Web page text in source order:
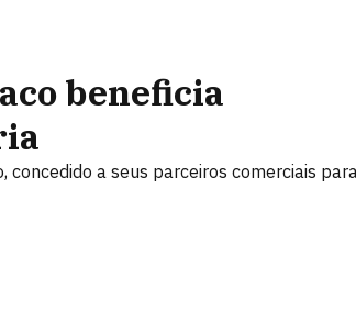
beneficia
concedido a seus parceiros comerciais